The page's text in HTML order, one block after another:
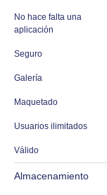
No hace falta una
aplicación
Seguro
Galería
Maquetado
Usuarios ilimitados
Válido
Almacenamiento